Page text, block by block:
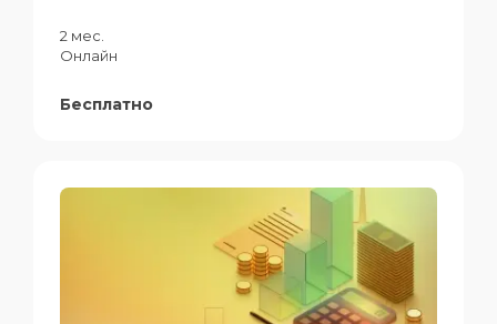
2 мес.
Онлайн
Бесплатно